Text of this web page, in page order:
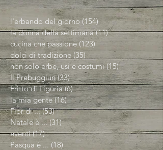
l'erbando del giorno (154) 154 post
la donna della settimana (11)11 post
cucina che passione (123)
dolci di tradizione (35)35 post
non solo erbe, usi e costumi (15) 15 post
Il Prebuggiun (33)33 post
Fritto di Liguria (6)6 post
la mia gente (16)16 post
Fior di ... (53)53 post
Natale è ... (31)31 post
eventi (17)17 post
Pasqua è ... (18) 18 post